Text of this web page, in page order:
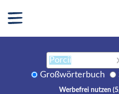
Großwörterbuch
Werbefrei nutzen